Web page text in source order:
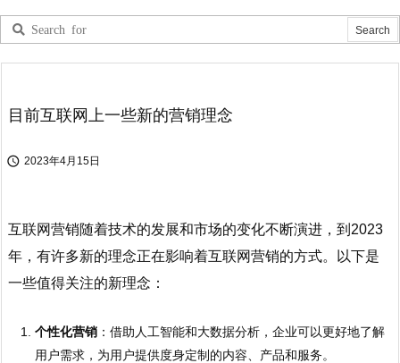
Prev

Next
目前互联网上一些新的营销理念
 2023年4月15日
互联网营销随着技术的发展和市场的变化不断演进，到2023
年，有许多新的理念正在影响着互联网营销的方式。以下是
一些值得关注的新理念：
个性化营销 ：借助人工智能和大数据分析，企业可以更好地了解
用户需求，为用户提供度身定制的内容、产品和服务。